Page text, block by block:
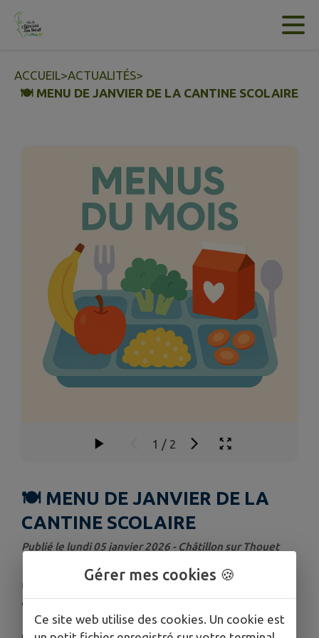
Contenu
ACCUEIL>ACTUALITÉS>
🍽️ MENU DE JANVIER DE LA CANTINE SCOLAIRE
1 / 2
🍽️ MENU DE JANVIER DE LA
CANTINE SCOLAIRE
Publié le lundi 05 janvier 2026 - Châtillon sur Thouet
❄️
Découvrez le menu de la cantine pour le mois
de janvier !
Gérer mes cookies 🍪
Ce site web utilise des cookies. Un cookie est